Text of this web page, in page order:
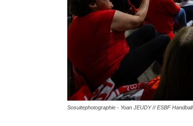
Sosuitephotographie - Yoan JEUDY // ESBF Handball